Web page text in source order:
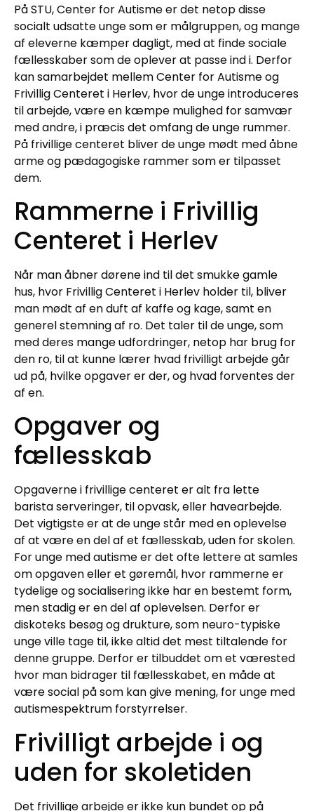
På STU, Center for Autisme er det netop disse
socialt udsatte unge som er målgruppen, og mange
af eleverne kæmper dagligt, med at finde sociale
fællesskaber som de oplever at passe ind i. Derfor
kan samarbejdet mellem Center for Autisme og
Frivillig Centeret i Herlev, hvor de unge introduceres
til arbejde, være en kæmpe mulighed for samvær
med andre, i præcis det omfang de unge rummer.
På frivillige centeret bliver de unge mødt med åbne
arme og pædagogiske rammer som er tilpasset
dem.
Rammerne i Frivillig
Centeret i Herlev
Når man åbner dørene ind til det smukke gamle
hus, hvor Frivillig Centeret i Herlev holder til, bliver
man mødt af en duft af kaffe og kage, samt en
generel stemning af ro. Det taler til de unge, som
med deres mange udfordringer, netop har brug for
den ro, til at kunne lærer hvad frivilligt arbejde går
ud på, hvilke opgaver er der, og hvad forventes der
af en.
Opgaver og
fællesskab
Opgaverne i frivillige centeret er alt fra lette
barista serveringer, til opvask, eller havearbejde.
Det vigtigste er at de unge står med en oplevelse
af at være en del af et fællesskab, uden for skolen.
For unge med autisme er det ofte lettere at samles
om opgaven eller et gøremål, hvor rammerne er
tydelige og socialisering ikke har en bestemt form,
men stadig er en del af oplevelsen. Derfor er
diskoteks besøg og drukture, som neuro-typiske
unge ville tage til, ikke altid det mest tiltalende for
denne gruppe. Derfor er tilbuddet om et værested
hvor man bidrager til fællesskabet, en måde at
være social på som kan give mening, for unge med
autismespektrum forstyrrelser.
Frivilligt arbejde i og
uden for skoletiden
Det frivillige arbejde er ikke kun bundet op på